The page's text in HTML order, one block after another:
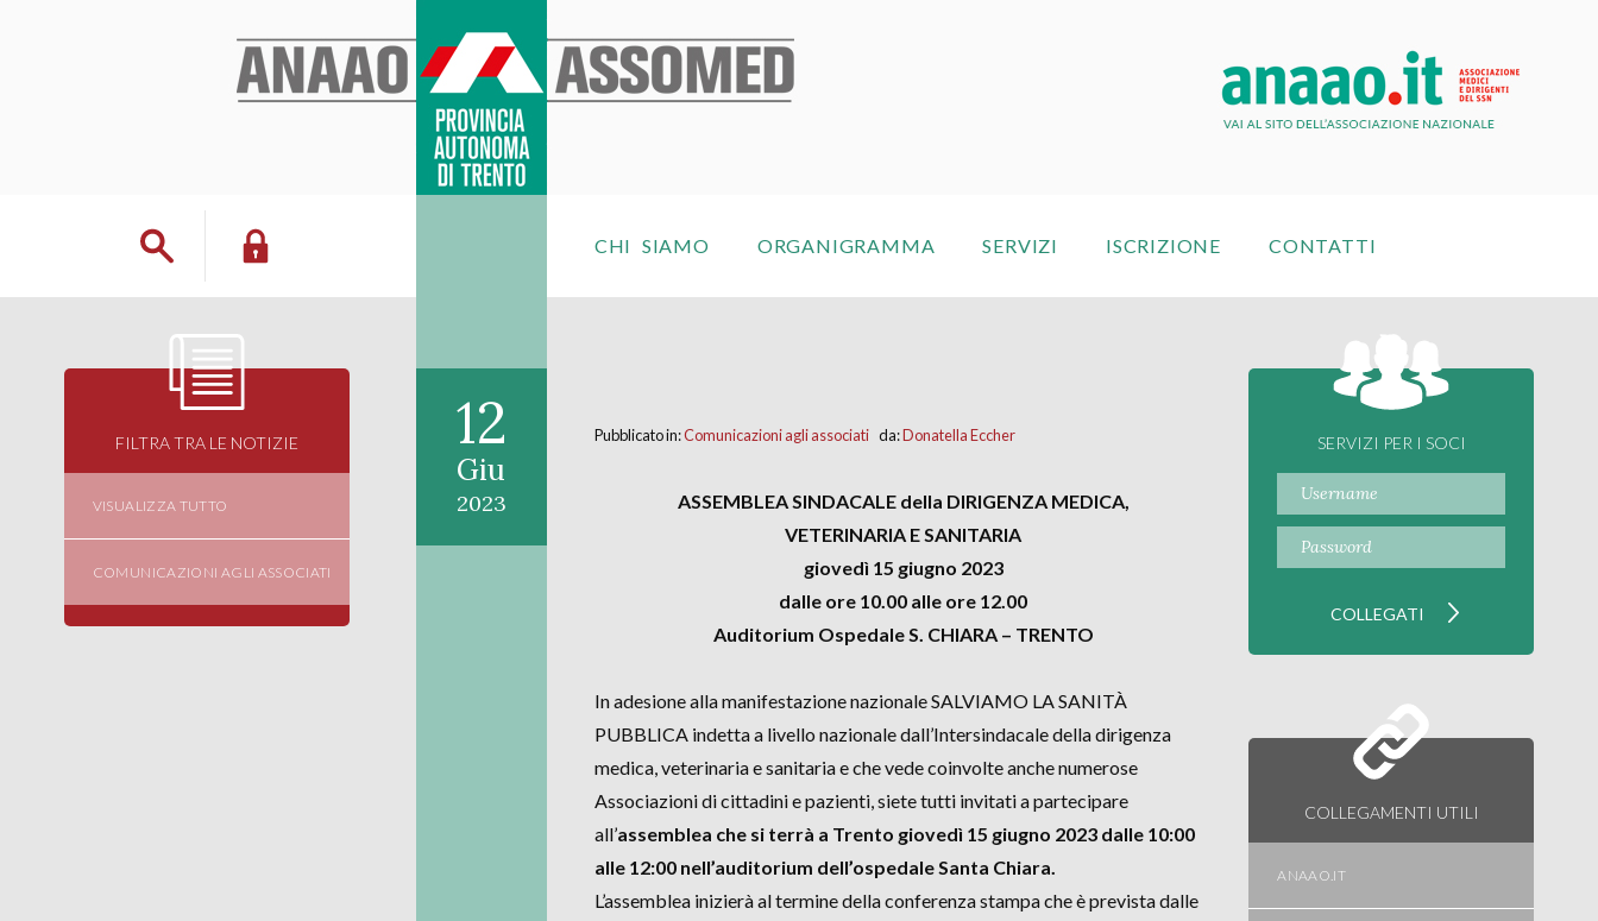
CHI SIAMO ORGANIGRAMMA SERVIZI ISCRIZIONE CONTATTI
12
Giu
2023
Pubblicato in:Comunicazioni agli associatida:Donatella Eccher
ASSEMBLEA SINDACALE della DIRIGENZA MEDICA,
VETERINARIA E SANITARIA
giovedì 15 giugno 2023
dalle ore 10.00 alle ore 12.00
Auditorium Ospedale S. CHIARA – TRENTO
In adesione alla manifestazione nazionale SALVIAMO LA SANITÀ
PUBBLICA indetta a livello nazionale dall’Intersindacale della dirigenza
medica, veterinaria e sanitaria e che vede coinvolte anche numerose
Associazioni di cittadini e pazienti, siete tutti invitati a partecipare
all’assemblea che si terrà a Trento giovedì 15 giugno 2023 dalle 10:00
alle 12:00 nell’auditorium dell’ospedale Santa Chiara.
L’assemblea inizierà al termine della conferenza stampa che è prevista dalle
FILTRA TRA LE NOTIZIE
VISUALIZZA TUTTO
COMUNICAZIONI AGLI ASSOCIATI
SERVIZI PER I SOCI
COLLEGAMENTI UTILI
ANAAO.IT